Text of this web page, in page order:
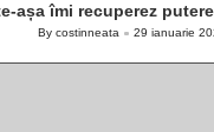
așa îmi recuperez
Posted
By costinneata 29 ianuarie